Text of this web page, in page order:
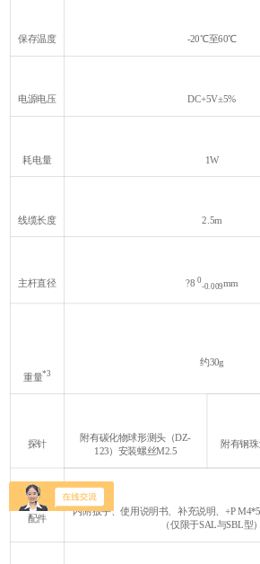
保存温度 -20℃至60℃
电源电压 DC+5V±5%
耗电量 1W
线缆长度 2.5m
主杆直径 ?80
-0.009mm
重量*3
约30g
探针
附有碳化物球形测头（DZ-
123）安装螺丝M2.5
附有钢
配件
内附扳手、使用说明书、补充说明、+P
（仅限于SAL与SBL型）